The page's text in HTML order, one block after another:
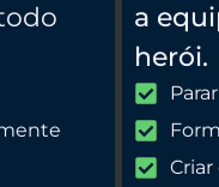
a
herói.